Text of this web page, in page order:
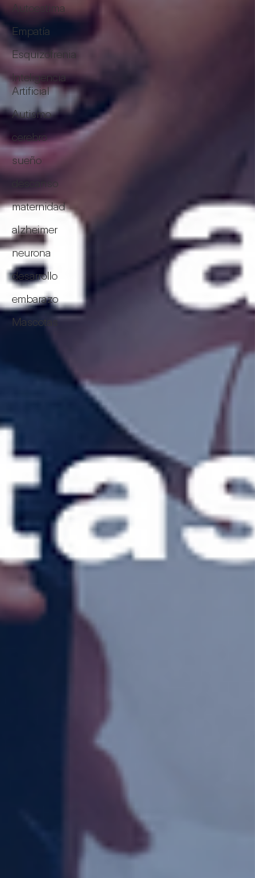
Autoestima
Empatía
Esquizofrenia
Inteligencia
Artificial
Autismo
cerebro
sueño
descanso
maternidad
alzheimer
neurona
desarrollo
embarazo
Mascotas